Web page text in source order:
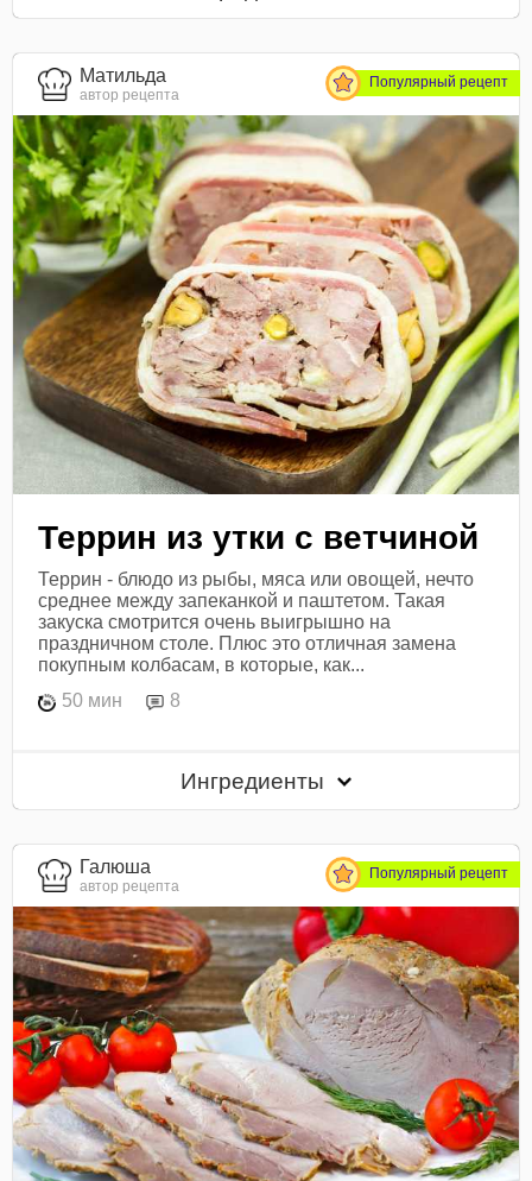
Матильда
автор рецепта
Популярный рецепт
Террин из утки с ветчиной
Террин - блюдо из рыбы, мяса или овощей, нечто
среднее между запеканкой и паштетом. Такая
закуска смотрится очень выигрышно на
праздничном столе. Плюс это отличная замена
покупным колбасам, в которые, как...
50 мин
8
Ингредиенты
Галюша
автор рецепта
Популярный рецепт